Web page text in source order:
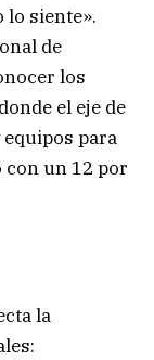
lo siente».
de
los
el eje de
para
con un 12 por
la